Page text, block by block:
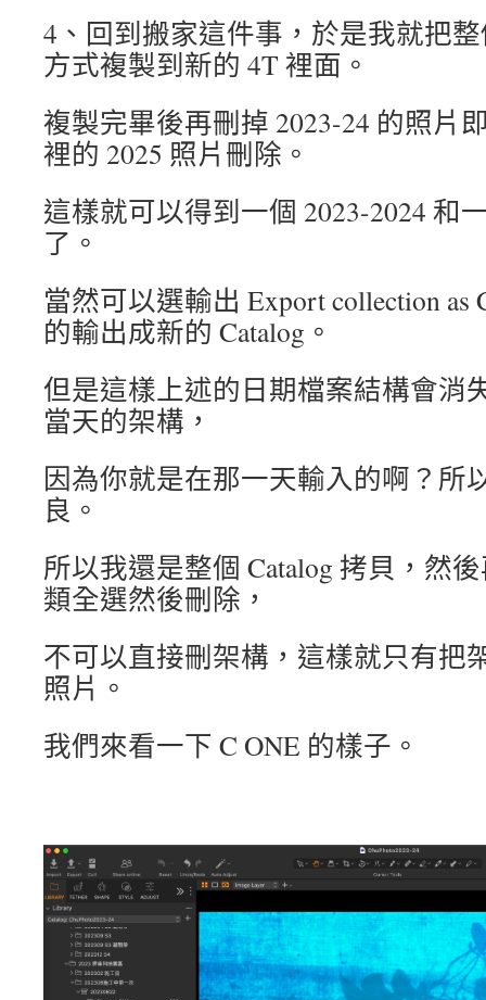
4、回到搬家這件事，於是我就把整
方式複製到新的 4T 裡面。
複製完畢後再刪掉 2023-24 的照片
裡的 2025 照片刪除。
這樣就可以得到一個 2023-2024 和
了。
當然可以選輸出 Export collection as
的輸出成新的 Catalog。
但是這樣上述的日期檔案結構會消
當天的架構，
因為你就是在那一天輸入的啊？所
良。
所以我還是整個 Catalog 拷貝，然
類全選然後刪除，
不可以直接刪架構，這樣就只有把
照片。
我們來看一下 C ONE 的樣子。